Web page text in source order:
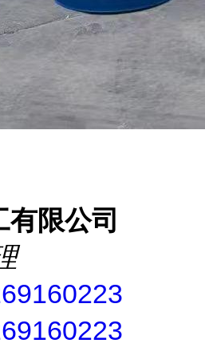
限公司